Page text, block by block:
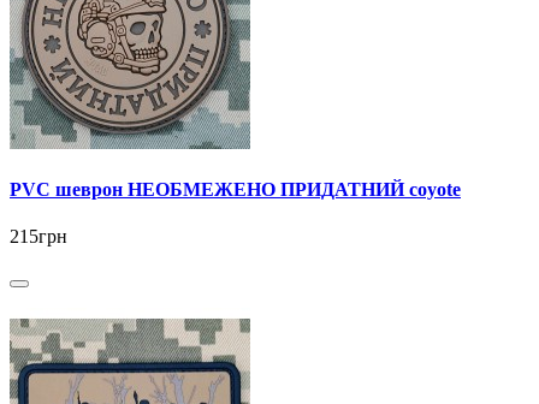
PVC шеврон НЕОБМЕЖЕНО ПРИДАТНИЙ coyote
215грн